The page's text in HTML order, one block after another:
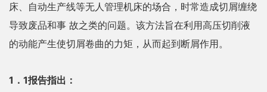
床、自动生产线等无人管理机床的场合，时常造成切屑缠绕
导致废品和事 故之类的问题。该方法旨在利用高压切削液
的动能产生使切屑卷曲的力矩，从而起到断屑作用。
1．1报告指出：